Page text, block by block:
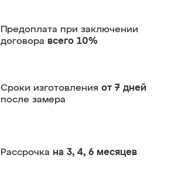
Предоплата при заключении
договора всего 10%
Сроки изготовления от 7 дней
после замера
Рассрочка на 3, 4, 6 месяцев